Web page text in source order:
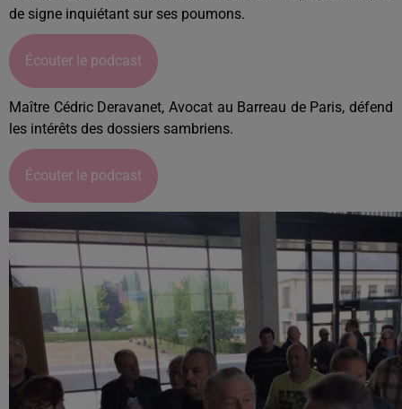
de signe inquiétant sur ses poumons.
Écouter le podcast
Maître Cédric Deravanet, Avocat au Barreau de Paris, défend
les intérêts des dossiers sambriens.
Écouter le podcast